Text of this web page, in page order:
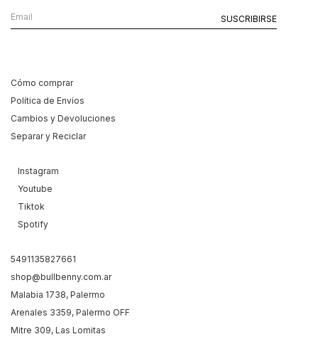
Cómo comprar
Política de Envíos
Cambios y Devoluciones
Separar y Reciclar
Instagram
Youtube
Tiktok
Spotify
5491135827661
shop@bullbenny.com.ar
Malabia 1738, Palermo
Arenales 3359, Palermo OFF
Mitre 309, Las Lomitas